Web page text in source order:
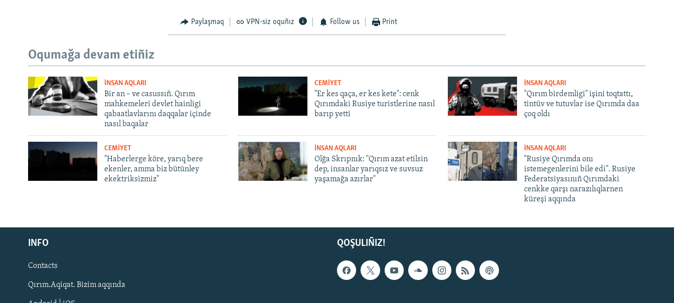
Русский
Українською
QOŞULIÑIZ!
Paylaşmaq VPN-siz oquñız Follow us Print
Oqumağa devam etiñiz
İNSAN AQLARI
Bir an – ve casussıñ. Qırım
mahkemeleri devlet hainligi
qabaatlavlarını daqqalar içinde
nasıl baqalar
CEMİYET
"Er kes qaça, er kes kete": cenk
Qırımdaki Rusiye turistlerine nasıl
barıp yetti
İNSAN AQLARI
"Qırım birdemligi" işini toqtattı,
tintüv ve tutuvlar ise Qırımda daa
çoq oldı
CEMİYET
"Haberlerge köre, yarıq bere
ekenler, amma biz bütünley
ekektriksizmiz"
İNSAN AQLARI
Olğa Skrıpnık: "Qırım azat etilsin
dep, insanlar yarıqsız ve suvsuz
yaşamağa azırlar"
İNSAN AQLARI
"Rusiye Qırımda onı
istemegenlerini bile edi". Rusiye
Federatsiyasınıñ Qırımdaki
cenkke qarşı narazılıqlarnen
küreşi aqqında
QOŞULIÑIZ!
INFO
Contacts
Qırım.Aqiqat. Bizim aqqında